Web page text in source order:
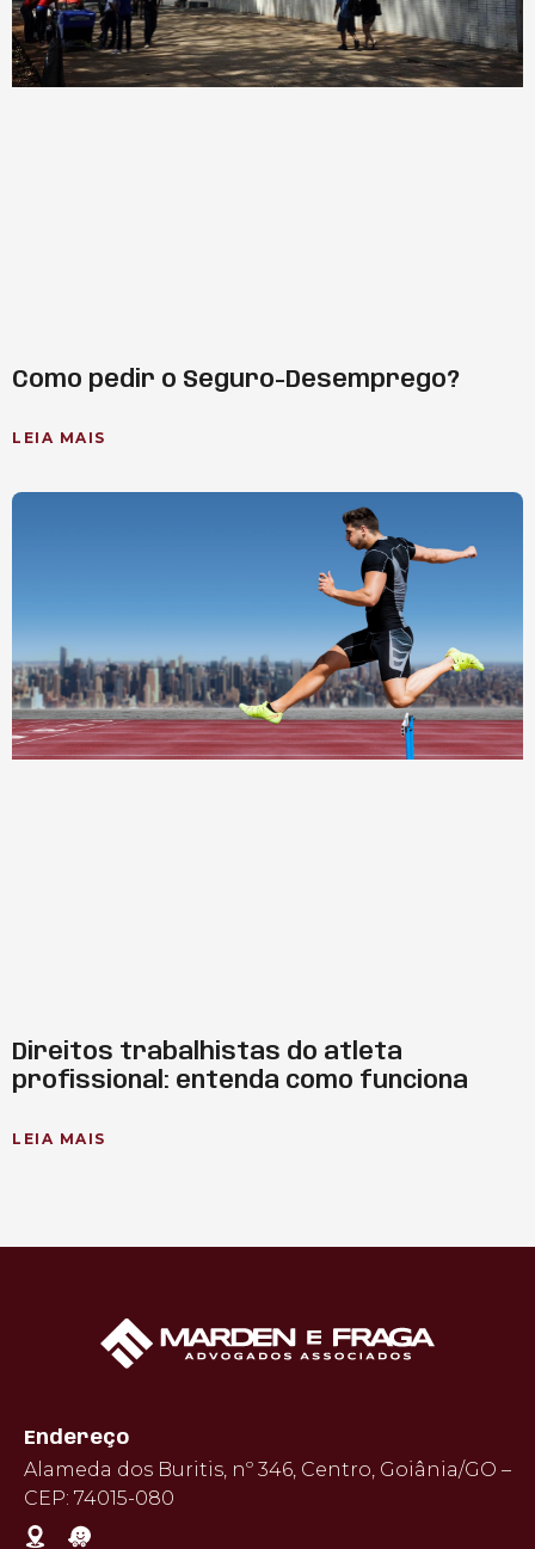
Como pedir o Seguro-Desemprego?
LEIA MAIS
Direitos trabalhistas do atleta
profissional: entenda como funciona
LEIA MAIS
Endereço
Alameda dos Buritis, nº 346, Centro, Goiânia/GO –
CEP: 74015-080